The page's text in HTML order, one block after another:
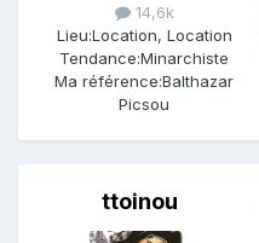
14,6k
Lieu:Location, Location
Tendance:Minarchiste
Ma référence:Balthazar
Picsou
ttoinou